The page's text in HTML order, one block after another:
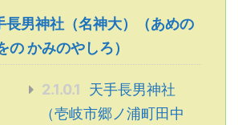
長男神社（名神大）（あめの
の かみのやしろ）
2.1.0.1
天手長男神社
（壱岐市郷ノ浦町田中